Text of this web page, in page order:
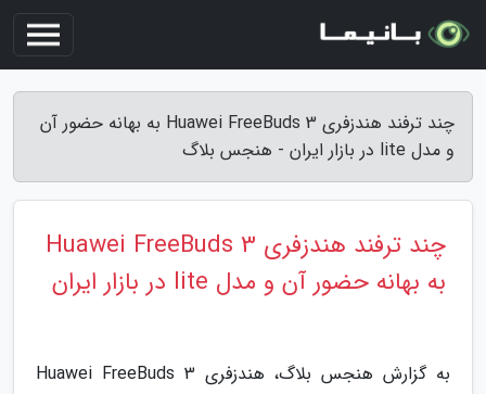
چند ترفند هندزفری Huawei FreeBuds 3 به بهانه حضور آن
و مدل lite در بازار ایران - هنجس بلاگ
چند ترفند هندزفری Huawei FreeBuds 3
به بهانه حضور آن و مدل lite در بازار ایران
به گزارش هنجس بلاگ، هندزفری Huawei FreeBuds 3